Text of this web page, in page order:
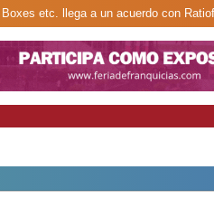
etc. llega a un acuerdo con